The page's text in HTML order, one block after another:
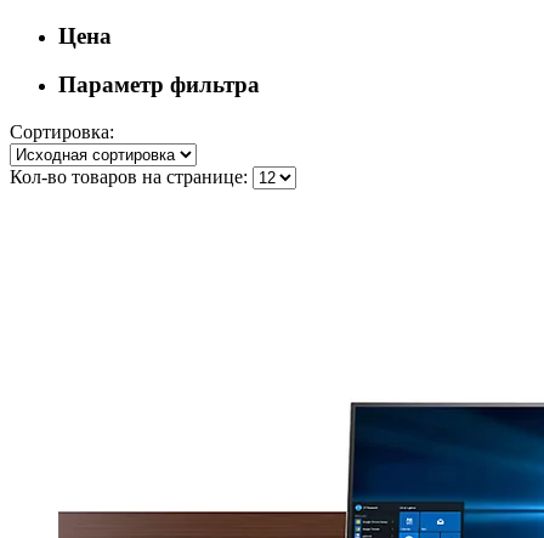
Цена
Параметр фильтра
Сортировка:
Кол-во товаров на странице: